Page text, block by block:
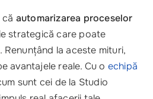
automarizarea proceselor
strategică care poate
. Renunțând la aceste mituri,
avantajele reale. Cu o echipă
sunt cei de la Studio